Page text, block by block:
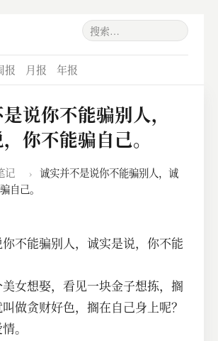
报 月报 年报
说你不能骗别人，
你不能骗自己。
记 ›
诚实并不是说你不能骗别人，诚
自己。
不能骗别人，诚实是说，你不能
女想娶，看见一块金子想拣，搁
做贪财好色，搁在自己身上呢？
。